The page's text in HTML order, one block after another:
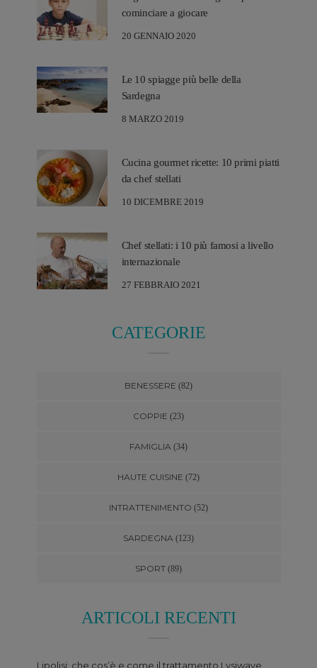
cominciare a giocare
20 GENNAIO 2020
Le 10 spiagge più belle della
Sardegna
8 MARZO 2019
Cucina gourmet ricette: 10 primi piatti
da chef stellati
10 DICEMBRE 2019
Chef stellati: i 10 più famosi a livello
internazionale
27 FEBBRAIO 2021
CATEGORIE
BENESSERE (82)
COPPIE (23)
FAMIGLIA (34)
HAUTE CUISINE (72)
INTRATTENIMENTO (52)
SARDEGNA (123)
SPORT (89)
ARTICOLI RECENTI
Lipolisi: che cos’è e come il trattamento Lysiwave